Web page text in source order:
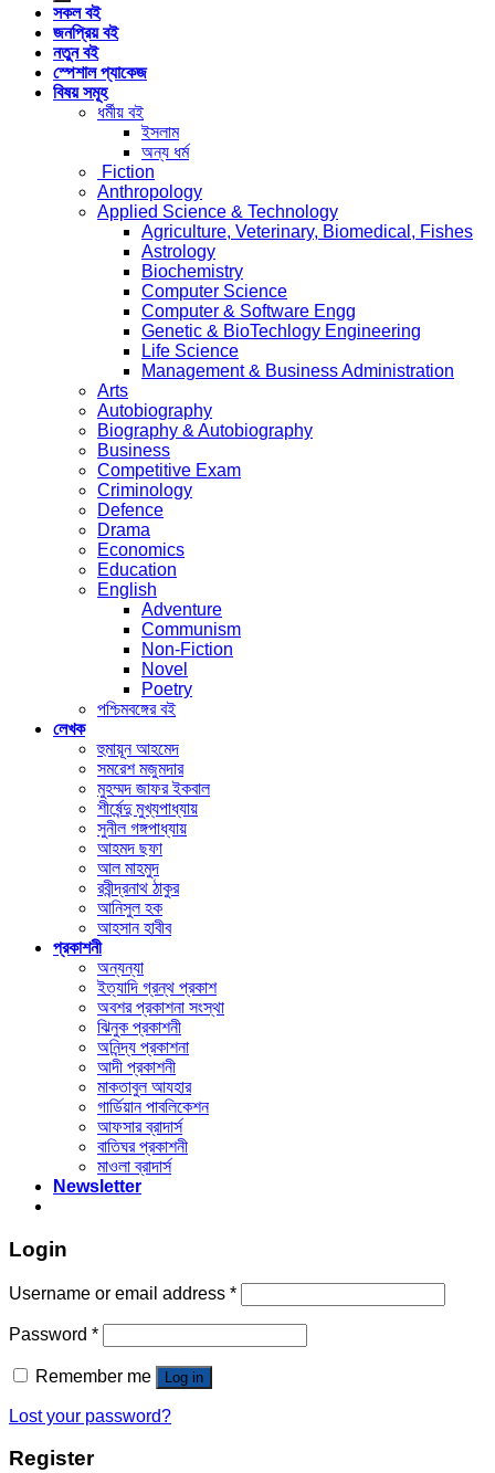
সকল বই
জনপ্রিয় বই
নতুন বই
স্পেশাল প্যাকেজ
বিষয় সমূহ
ধর্মীয় বই
ইসলাম
অন্য ধর্ম
Fiction
Anthropology
Applied Science & Technology
Agriculture, Veterinary, Biomedical, Fishes
Astrology
Biochemistry
Computer Science
Computer & Software Engg
Genetic & BioTechlogy Engineering
Life Science
Management & Business Administration
Arts
Autobiography
Biography & Autobiography
Business
Competitive Exam
Criminology
Defence
Drama
Economics
Education
English
Adventure
Communism
Non-Fiction
Novel
Poetry
পশ্চিমবঙ্গের বই
লেখক
হুমায়ূন আহমেদ
সমরেশ মজুমদার
মুহম্মদ জাফর ইকবাল
শীর্ষেন্দু মুখ্যপাধ্যায়
সুনীল গঙ্গপাধ্যায়
আহমদ ছফা
আল মাহমুদ
রবীন্দ্রনাথ ঠাকুর
আনিসুল হক
আহসান হাবীব
প্রকাশনী
অন্যন্যা
ইত্যাদি গ্রন্থ প্রকাশ
অবশর প্রকাশনা সংস্থা
ঝিনুক প্রকাশনী
অনিন্দ্য প্রকাশনা
আদী প্রকাশনী
মাকতাবুল আযহার
গার্ডিয়ান পাবলিকেশন
আফসার ব্রাদার্স
বাতিঘর প্রকাশনী
মাওলা ব্রাদার্স
Newsletter
Login
Username or email address *
Password *
Remember me Log in
Lost your password?
Register